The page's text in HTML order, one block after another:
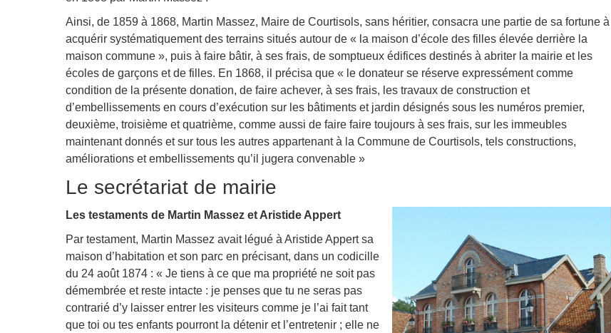
Ainsi, de 1859 à 1868, Martin Massez, Maire de Courtisols, sans héritier, consacra une partie de sa fortune à
acquérir systématiquement des terrains situés autour de « la maison d’école des filles élevée derrière la
maison commune », puis à faire bâtir, à ses frais, de somptueux édifices destinés à abriter la mairie et les
écoles de garçons et de filles. En 1868, il précisa que « le donateur se réserve expressément comme
condition de la présente donation, de faire achever, à ses frais, les travaux de construction et
d’embellissements en cours d’exécution sur les bâtiments et jardin désignés sous les numéros premier,
deuxième, troisième et quatrième, comme aussi de faire faire toujours à ses frais, sur les immeubles
maintenant donnés et sur tous les autres appartenant à la Commune de Courtisols, tels constructions,
améliorations et embellissements qu’il jugera convenable »
Le secrétariat de mairie
Les testaments de Martin Massez et Aristide Appert
Par testament, Martin Massez avait légué à Aristide Appert sa
maison d’habitation et son parc en précisant, dans un codicille
du 24 août 1874 : « Je tiens à ce que ma propriété ne soit pas
démembrée et reste intacte : je penses que tu ne seras pas
contrarié d’y laisser entrer les visiteurs comme je l’ai fait tant
que toi ou tes enfants pourront la détenir et l’entretenir ; elle ne